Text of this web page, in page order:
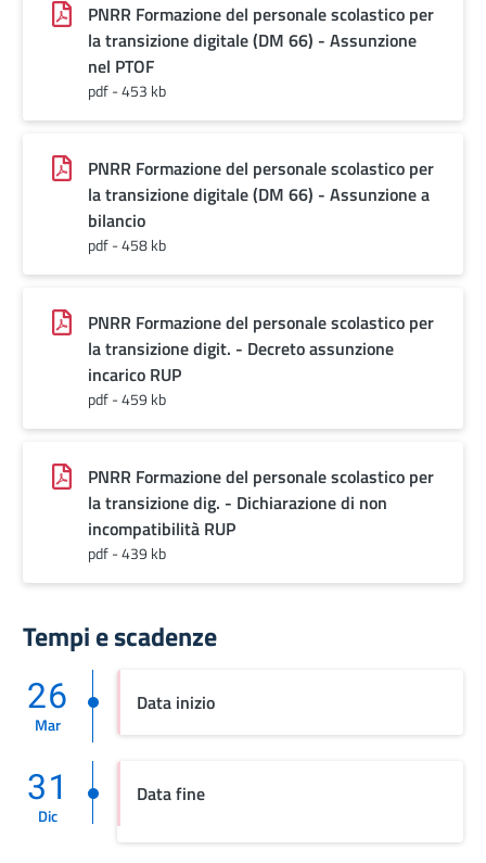
PNRR Formazione del personale scolastico per
la transizione digitale (DM 66) - Assunzione
nel PTOF
pdf - 453 kb
PNRR Formazione del personale scolastico per
la transizione digitale (DM 66) - Assunzione a
bilancio
pdf - 458 kb
PNRR Formazione del personale scolastico per
la transizione digit. - Decreto assunzione
incarico RUP
pdf - 459 kb
PNRR Formazione del personale scolastico per
la transizione dig. - Dichiarazione di non
incompatibilità RUP
pdf - 439 kb
Tempi e scadenze
Data inizio
26
Mar
Data fine
31
Dic